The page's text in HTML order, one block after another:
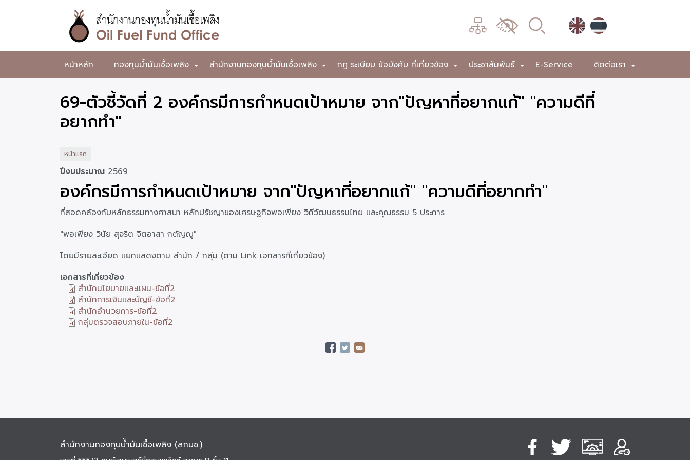
หลัก
สำนักงาน
กองทุน
น้ำมัน
เชื้อ
เมนู
เปลี่ยน
ผล
หน้าหลัก +
กองทุนน้ำมันเชื้อเพลิง +
สำนักงานกองทุนน้ำมันเชื้อเพลิง +
กฎ ระเบียบ ข้อบังคับ ที่เกี่ยวข้อง +
ประชาสัมพันธ์ E-Service +
ติดต่อเรา
69-ตัวชี้วัดที่ 2 องค์กรมีการกำหนดเป้าหมาย จาก"ปัญหาที่อยากแก้" "ความดีที่
อยากทำ"
หน้าแรก
ปีงบประมาณ 2569
องค์กรมีการกำหนดเป้าหมาย จาก"ปัญหาที่อยากแก้" "ความดีที่อยากทำ"
ที่สอดคล้องกับหลักธรรมทางศาสนา หลักปรัชญาของเศรษฐกิจพอเพียง วิถีวัฒนธรรมไทย และคุณธรรม 5 ประการ
"พอเพียง วินัย สุจริต จิตอาสา กตัญญู"
โดยมีรายละเอียด แยกแสดงตาม สำนัก / กลุ่ม (ตาม Link เอกสารที่เกี่ยวข้อง)
เอกสารที่เกี่ยวข้อง
สำนักนโยบายและแผน-ข้อที่2
สำนักการเงินและบัญชี-ข้อที่2
สำนักอำนวยการ-ข้อที่2
กลุ่มตรวจสอบภายใน-ข้อที่2
สำนักงานกองทุนน้ำมันเชื้อเพลิง (สกนช.)